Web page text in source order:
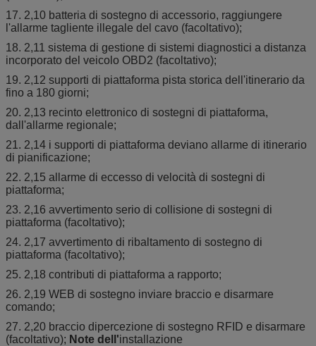
17. 2,10 batteria di sostegno di accessorio, raggiungere
l'allarme tagliente illegale del cavo (facoltativo);
18. 2,11 sistema di gestione di sistemi diagnostici a distanza
incorporato del veicolo OBD2 (facoltativo);
19. 2,12 supporti di piattaforma pista storica dell'itinerario da
fino a 180 giorni;
20. 2,13 recinto elettronico di sostegni di piattaforma,
dall'allarme regionale;
21. 2,14 i supporti di piattaforma deviano allarme di itinerario
di pianificazione;
22. 2,15 allarme di eccesso di velocità di sostegni di
piattaforma;
23. 2,16 avvertimento serio di collisione di sostegni di
piattaforma (facoltativo);
24. 2,17 avvertimento di ribaltamento di sostegno di
piattaforma (facoltativo);
25. 2,18 contributi di piattaforma a rapporto;
26. 2,19 WEB di sostegno inviare braccio e disarmare
comando;
27. 2,20 braccio dipercezione di sostegno RFID e disarmare
(facoltativo); Note dell'installazione